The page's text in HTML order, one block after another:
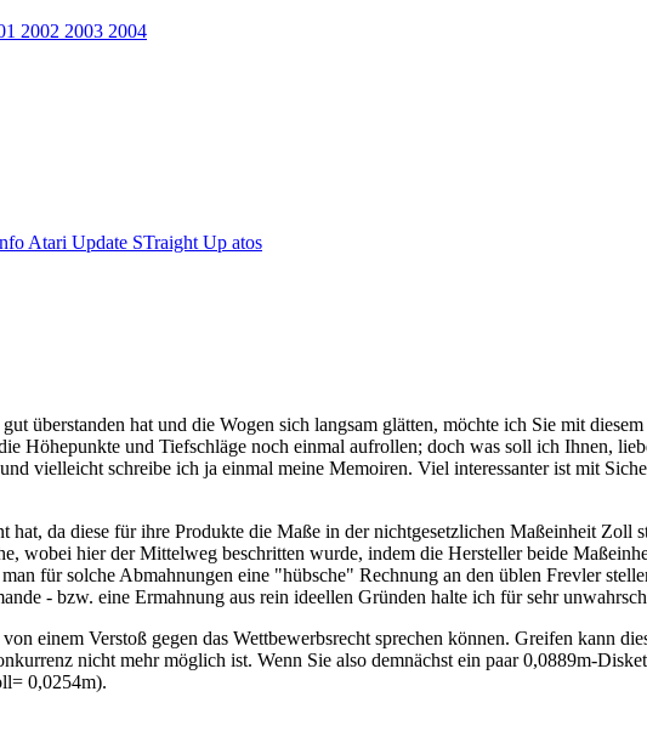
2002 2003 2004
Atari Update STraight Up atos
überstanden hat und die Wogen sich langsam glätten, möchte ich Sie mit
Höhepunkte und Tiefschläge noch einmal aufrollen; doch was soll ich Ihnen,
vielleicht schreibe ich ja einmal meine Memoiren. Viel interessanter ist mit
da diese für ihre Produkte die Maße in der nichtgesetzlichen Maßeinheit Zoll
wobei hier der Mittelweg beschritten wurde, indem die Hersteller beide
für solche Abmahnungen eine "hübsche" Rechnung an den üblen Frevler
- bzw. eine Ermahnung aus rein ideellen Gründen halte ich für sehr
einem Verstoß gegen das Wettbewerbsrecht sprechen können. Greifen kann
nicht mehr möglich ist. Wenn Sie also demnächst ein paar 0,0889m-
0,0254m).